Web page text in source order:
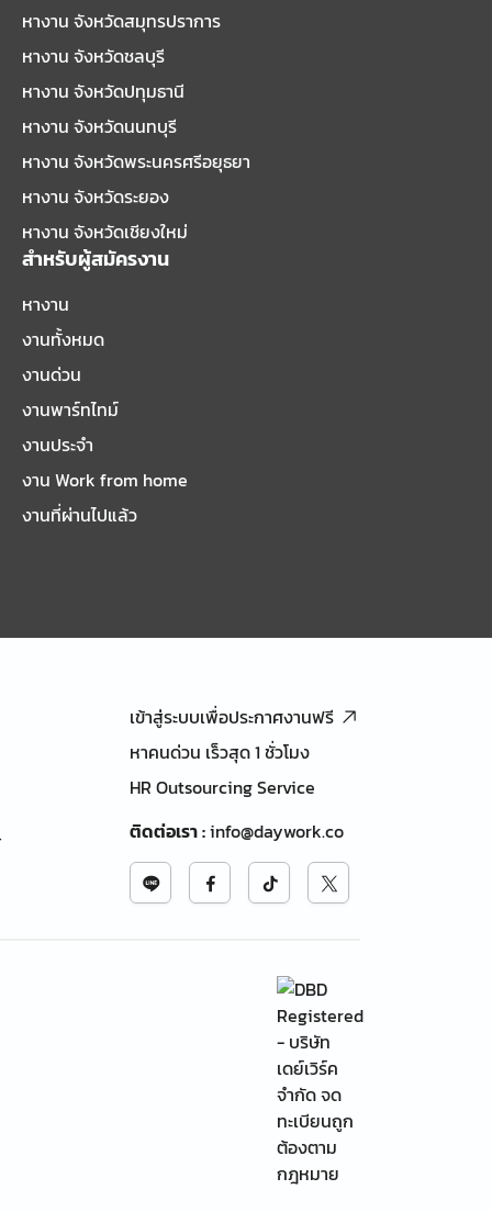
หางาน จังหวัดสมุทรปราการ
หางาน จังหวัดชลบุรี
หางาน จังหวัดปทุมธานี
หางาน จังหวัดนนทบุรี
หางาน จังหวัดพระนครศรีอยุธยา
หางาน จังหวัดระยอง
หางาน จังหวัดเชียงใหม่
สำหรับผู้สมัครงาน
หางาน
งานทั้งหมด
งานด่วน
งานพาร์ทไทม์
งานประจำ
งาน Work from home
งานที่ผ่านไปแล้ว
เข้าสู่ระบบเพื่อประกาศงานฟรี
หาคนด่วน เร็วสุด 1 ชั่วโมง
HR Outsourcing Service
ติดต่อเรา:info@daywork.co